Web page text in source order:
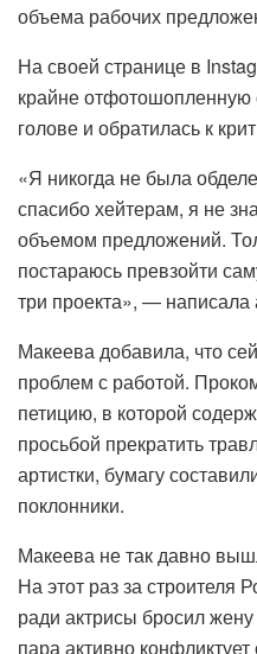
объема рабочих
На своей странице в
крайне
голове и обратилась к
«Я никогда не была
спасибо хейтерам, я не
объемом предложений.
постараюсь превзойти
три проекта», — написала
Макеева добавила, что
проблем с работой.
петицию, в которой
просьбой прекратить
артистки, бумагу
поклонники.
Макеева не так давно
На этот раз за строителя
ради актрисы бросил
пара активно